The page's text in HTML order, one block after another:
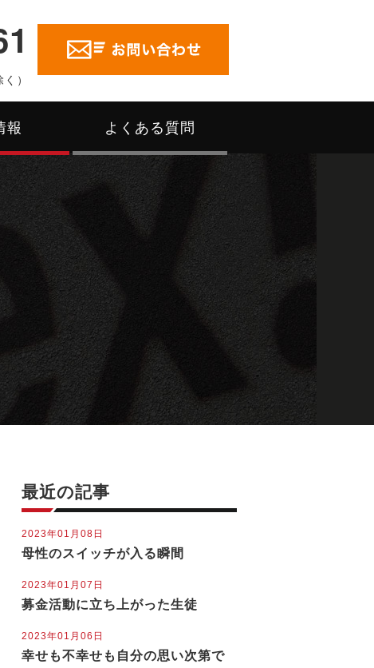
）
報 よくある質問
最近の記事
2023年01月08日
母性のスイッチが入る瞬間
2023年01月07日
募金活動に立ち上がった生徒
2023年01月06日
幸せも不幸せも自分の思い次第で